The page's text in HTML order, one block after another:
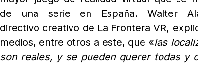
de una serie en España. Walter
directivo creativo de La Frontera VR,
medios, entre otros a este, que «las
son reales, y se pueden querer todas y